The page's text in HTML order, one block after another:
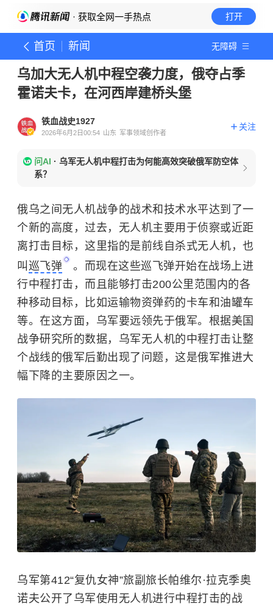
· 获取全网一手热点 打开
首页 新闻 无障碍
乌加大无人机中程空袭力度，俄夺占季
霍诺夫卡，在河西岸建桥头堡
铁血战史1927
2026年6月2日00:54 山东 军事领域创作者
关注
问AI · 乌军无人机中程打击为何能高效突破俄军防空体
系？
俄乌之间无人机战争的战术和技术水平达到了一
个新的高度，过去，无人机主要用于侦察或近距
离打击目标，这里指的是前线自杀式无人机，也
叫 巡飞弹
。而现在这些巡飞弹开始在战场上进
行中程打击，而且能够打击200公里范围内的各
种移动目标，比如运输物资弹药的卡车和油罐车
等。在这方面，乌军要远领先于俄军。根据美国
战争研究所的数据，乌军无人机的中程打击让整
个战线的俄军后勤出现了问题，这是俄军推进大
幅下降的主要原因之一。
乌军第412“复仇女神”旅副旅长帕维尔·拉克季奥
诺夫公开了乌军使用无人机进行中程打击的战